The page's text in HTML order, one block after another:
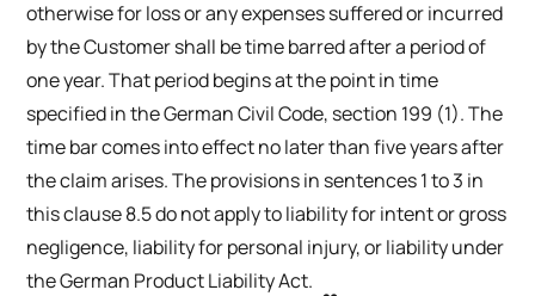
otherwise for loss or any expenses suffered or incurred
by the Customer shall be time barred after a period of
one year. That period begins at the point in time
specified in the German Civil Code, section 199 (1). The
time bar comes into effect no later than five years after
the claim arises. The provisions in sentences 1 to 3 in
this clause 8.5 do not apply to liability for intent or gross
negligence, liability for personal injury, or liability under
the German Product Liability Act.